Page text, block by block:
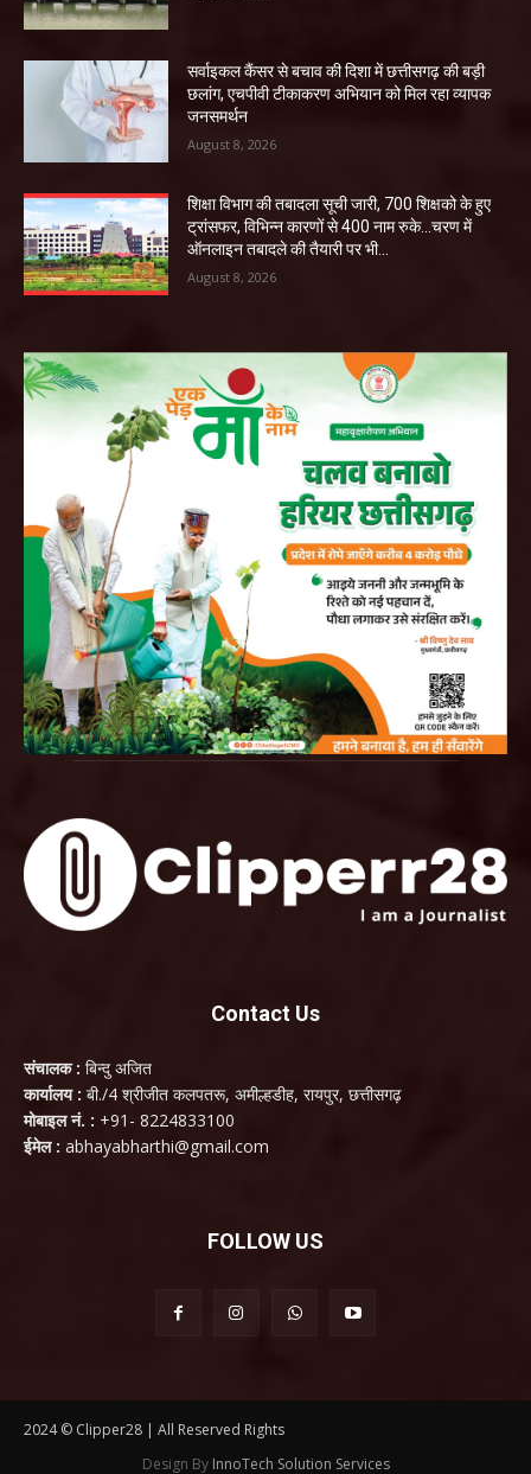
सर्वाइकल कैंसर से बचाव की दिशा में छत्तीसगढ़ की बड़ी
छलांग, एचपीवी टीकाकरण अभियान को मिल रहा व्यापक
जनसमर्थन
August 8, 2026
शिक्षा विभाग की तबादला सूची जारी, 700 शिक्षको के हुए
ट्रांसफर, विभिन्न कारणों से 400 नाम रुके…चरण में
ऑनलाइन तबादले की तैयारी पर भी...
August 8, 2026
Contact Us
संचालक : बिन्दु अजित
कार्यालय : बी./4 श्रीजीत कलपतरू, अमील्हडीह, रायपुर, छत्तीसगढ़
मोबाइल नं. : +91- 8224833100
ईमेल : abhayabharthi@gmail.com
FOLLOW US
2024 © Clipper28 | All Reserved Rights
Design By InnoTech Solution Services